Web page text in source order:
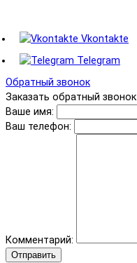
Vkontakte
Telegram
Обратный звонок
Заказать обратный звонок
Ваше имя:
Ваш телефон:
Комментарий:
Отправить